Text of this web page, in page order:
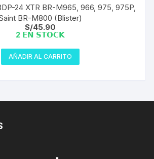
24 XTR BR-M965, 966, 975, 975P,
BR-M800 (Blister)
S/45.90
2 𝗘𝗡 𝗦𝗧𝗢𝗖𝗞
AÑADIR AL CARRITO